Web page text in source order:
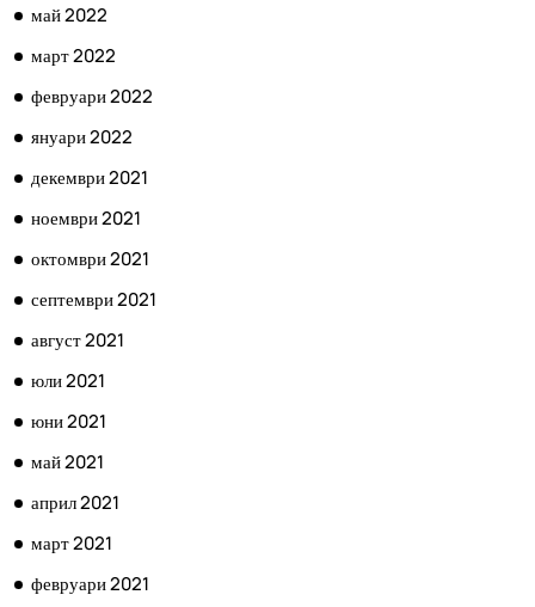
май 2022
март 2022
февруари 2022
януари 2022
декември 2021
ноември 2021
октомври 2021
септември 2021
август 2021
юли 2021
юни 2021
май 2021
април 2021
март 2021
февруари 2021